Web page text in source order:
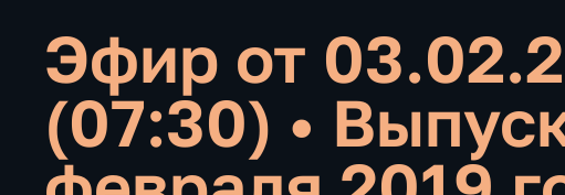
Эфир от
(07:30) •